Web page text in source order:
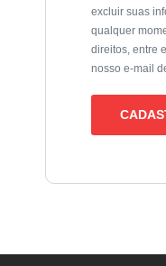
excluir suas
qualquer
direitos, entre
nosso e-mail